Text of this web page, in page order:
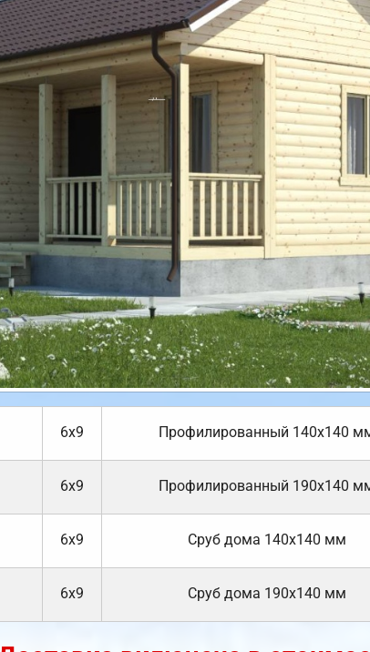
6х9 Профилированный 140х140
6х9 Профилированный 190х140
6х9 Cруб дома 140х140 мм
6х9 Cруб дома 190х140 мм